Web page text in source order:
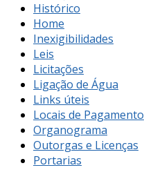
Histórico
Home
Inexigibilidades
Leis
Licitações
Ligação de Água
Links úteis
Locais de Pagamento
Organograma
Outorgas e Licenças
Portarias